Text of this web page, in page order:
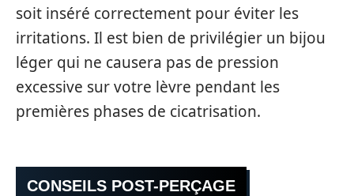
soit inséré correctement pour éviter les
irritations. Il est bien de privilégier un bijou
léger qui ne causera pas de pression
excessive sur votre lèvre pendant les
premières phases de cicatrisation.
CONSEILS POST-PERÇAGE